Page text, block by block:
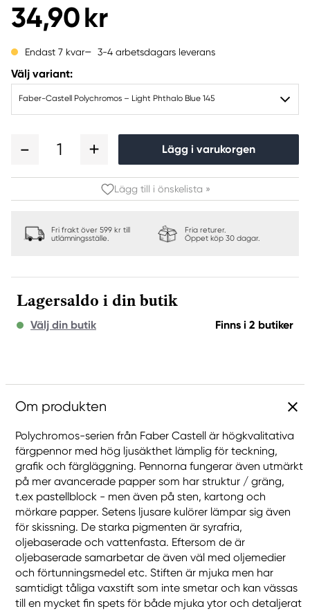
34,90 kr
Endast 7 kvar 3-4 arbetsdagars leverans
Välj variant:
Faber-Castell Polychromos – Light Phthalo Blue 145
1 Lägg i varukorgen
Lägg till i önskelista »
Fri frakt över 599 kr till
utlämningsställe.
Fria returer.
Öppet köp 30 dagar.
Lagersaldo i din butik
Välj din butik Finns i 2 butiker
Om produkten
Polychromos-serien från Faber Castell är högkvalitativa
färgpennor med hög ljusäkthet lämplig för teckning,
grafik och färgläggning. Pennorna fungerar även utmärkt
på mer avancerade papper som har struktur / gräng,
t.ex pastellblock - men även på sten, kartong och
mörkare papper. Setens ljusare kulörer lämpar sig även
för skissning. De starka pigmenten är syrafria,
oljebaserade och vattenfasta. Eftersom de är
oljebaserade samarbetar de även väl med oljemedier
och förtunningsmedel etc. Stiften är mjuka men har
samtidigt tåliga vaxstift som inte smetar och kan vässas
till en mycket fin spets för både mjuka ytor och detaljerat